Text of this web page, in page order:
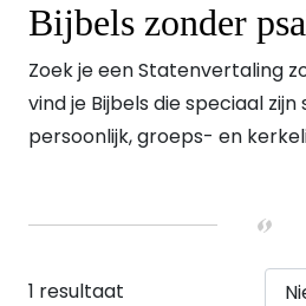
Geen duimgrepen (1)
KOKER
Geen koker (1)
VERWACHT
Nee (1)
HEEFT DUMMY VOORRAAD
Hardback (1)
Bijbels zonder
Zoek je een Statenvertaling
vind je Bijbels die speciaal
persoonlijk, groeps- en
1 resultaat